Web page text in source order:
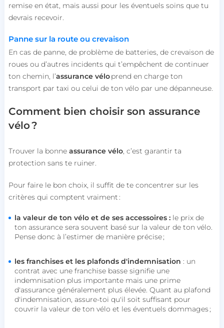
remise en état, mais aussi pour les éventuels soins que tu
devrais recevoir.
Panne sur la route ou crevaison
En cas de panne, de problème de batteries, de crevaison de
roues ou d’autres incidents qui t’empêchent de continuer
ton chemin, l’assurance véloprend en charge ton
transport par taxi ou celui de ton vélo par une dépanneuse.
Comment bien choisir son assurance
vélo ?
Trouver la bonne assurance vélo, c’est garantir ta
protection sans te ruiner.
Pour faire le bon choix, il suffit de te concentrer sur les
critères qui comptent vraiment :
la valeur de ton vélo et de ses accessoires : le prix de
ton assurance sera souvent basé sur la valeur de ton vélo.
Pense donc à l’estimer de manière précise ;
les franchises et les plafonds d'indemnisation : un
contrat avec une franchise basse signifie une
indemnisation plus importante mais une prime
d'assurance généralement plus élevée. Quant au plafond
d'indemnisation, assure-toi qu'il soit suffisant pour
couvrir la valeur de ton vélo et les éventuels dommages ;